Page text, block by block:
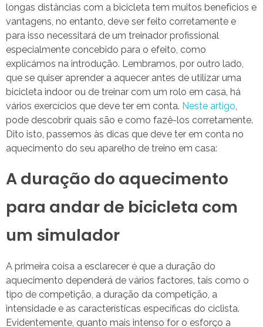
longas distâncias com a bicicleta tem muitos benefícios e
vantagens, no entanto, deve ser feito corretamente e
para isso necessitará de um treinador profissional
especialmente concebido para o efeito, como
explicámos na introdução. Lembramos, por outro lado,
que se quiser aprender a aquecer antes de utilizar uma
bicicleta indoor ou de treinar com um rolo em casa, há
vários exercícios que deve ter em conta. Neste artigo,
pode descobrir quais são e como fazê-los corretamente.
Dito isto, passemos às dicas que deve ter em conta no
aquecimento do seu aparelho de treino em casa:
A duração do aquecimento
para andar de bicicleta com
um simulador
A primeira coisa a esclarecer é que a duração do
aquecimento dependerá de vários factores, tais como o
tipo de competição, a duração da competição, a
intensidade e as características específicas do ciclista.
Evidentemente, quanto mais intenso for o esforço a